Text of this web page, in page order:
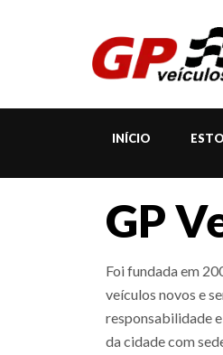
INÍCIO
GP
Foi fundada em
veículos novos e
responsabilidade
da cidade com